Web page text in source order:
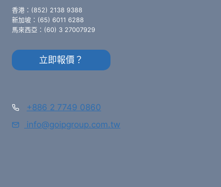
香港：(852) 2138 9388
新加坡：(65) 6011 6288
馬來西亞：(60) 3 27007929
立即報價？
+886 2 7749 0860
info@goipgroup.com.tw